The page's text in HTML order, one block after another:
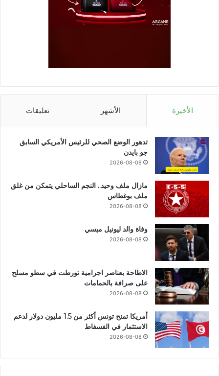
الأخيرة الأشهر تعليقات
تدهور الوضع الصحي للرئيس الأمريكي السابق
جو بايدن
2026-08-08
مازال ملف وحيد.. النجم الساحلي يتمكن من غلق
ملف بوغطاس
2026-08-08
وفاة والد ليونيل ميسي
2026-08-08
الاطاحة بعناصر اجرامية تورطت في سطو مسلح
على صرافة بالحمامات
2026-08-08
أمريكا تمنح تونس أكثر من 1.5 مليون دولار لدعم
الاستثمار في الفسفاط
2026-08-08